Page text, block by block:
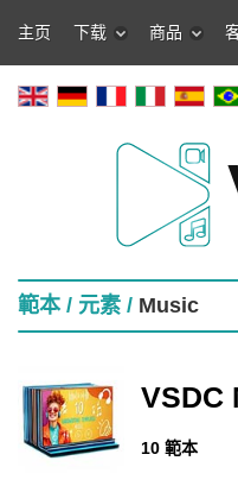
主页 下载 商品
範本 / 元素 / Music
VSDC
10 範本